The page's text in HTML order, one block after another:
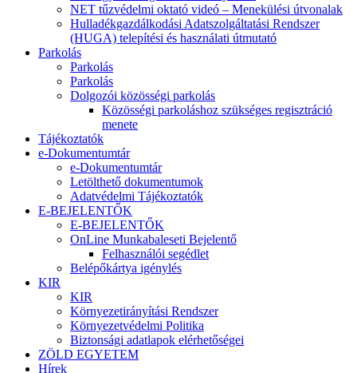
NET tűzvédelmi oktató videó – Menekülési útvonalak
Hulladékgazdálkodási Adatszolgáltatási Rendszer
(HUGA) telepítési és használati útmutató
Parkolás
Parkolás
Parkolás
Dolgozói közösségi parkolás
Közösségi parkoláshoz szükséges regisztráció
menete
Tájékoztatók
e-Dokumentumtár
e-Dokumentumtár
Letölthető dokumentumok
Adatvédelmi Tájékoztatók
E-BEJELENTŐK
E-BEJELENTŐK
OnLine Munkabaleseti Bejelentő
Felhasználói segédlet
Belépőkártya igénylés
KIR
KIR
Környezetirányítási Rendszer
Környezetvédelmi Politika
Biztonsági adatlapok elérhetőségei
ZÖLD EGYETEM
Hírek